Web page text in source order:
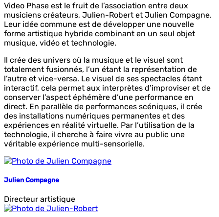
Video Phase est le fruit de l’association entre deux
musiciens créateurs, Julien-Robert et Julien Compagne.
Leur idée commune est de développer une nouvelle
forme artistique hybride combinant en un seul objet
musique, vidéo et technologie.
Il crée des univers où la musique et le visuel sont
totalement fusionnés, l’un étant la représentation de
l’autre et vice-versa. Le visuel de ses spectacles étant
interactif, cela permet aux interprètes d’improviser et de
conserver l’aspect éphémère d’une performance en
direct. En parallèle de performances scéniques, il crée
des installations numériques permanentes et des
expériences en réalité virtuelle. Par l’utilisation de la
technologie, il cherche à faire vivre au public une
véritable expérience multi-sensorielle.
Julien Compagne
Directeur artistique